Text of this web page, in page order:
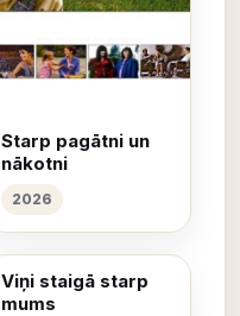
Starp pagātni un
nākotni
2026
Viņi staigā starp
mums